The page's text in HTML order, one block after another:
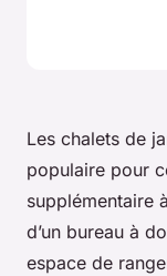
Les chalets de
populaire pour
supplémentaire
d’un bureau à
espace de